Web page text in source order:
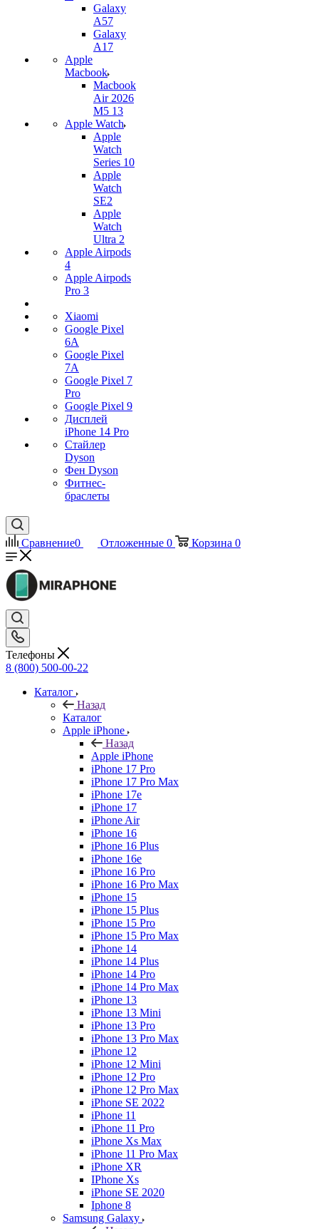
Galaxy
A57
Galaxy
A17
Apple
Macbook
Macbook
Air 2026
M5 13
Apple Watch
Apple
Watch
Series 10
Apple
Watch
SE2
Apple
Watch
Ultra 2
Apple Airpods
4
Apple Airpods
Pro 3
Xiaomi
Google Pixel
6A
Google Pixel
7А
Google Pixel 7
Pro
Google Pixel 9
Дисплей
iPhone 14 Pro
Стайлер
Dyson
Фен Dyson
Фитнес-
браслеты
Сравнение0 Отложенные 0 Корзина 0
Телефоны
8 (800) 500-00-22
Каталог
Назад
Каталог
Apple iPhone
Назад
Apple iPhone
iPhone 17 Pro
iPhone 17 Pro Max
iPhone 17e
iPhone 17
iPhone Air
iPhone 16
iPhone 16 Plus
iPhone 16e
iPhone 16 Pro
iPhone 16 Pro Max
iPhone 15
iPhone 15 Plus
iPhone 15 Pro
iPhone 15 Pro Max
iPhone 14
iPhone 14 Plus
iPhone 14 Pro
iPhone 14 Pro Max
iPhone 13
iPhone 13 Mini
iPhone 13 Pro
iPhone 13 Pro Max
iPhone 12
iPhone 12 Mini
iPhone 12 Pro
iPhone 12 Pro Max
iPhone SE 2022
iPhone 11
iPhone 11 Pro
iPhone Xs Max
iPhone 11 Pro Max
iPhone XR
IPhone Xs
iPhone SE 2020
Iphone 8
Samsung Galaxy